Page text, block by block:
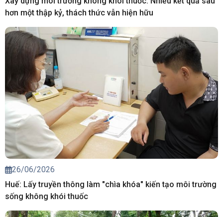
hơn một thập kỷ, thách thức vẫn hiện hữu
26/06/2026
Huế: Lấy truyền thông làm "chìa khóa" kiến tạo môi trường
sống không khói thuốc